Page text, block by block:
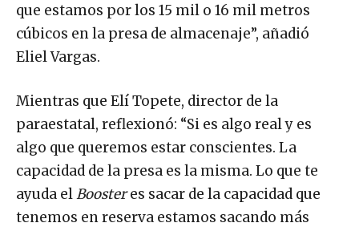
que estamos por los 15 mil o 16 mil metros
cúbicos en la presa de almacenaje”, añadió
Eliel Vargas.
Mientras que Elí Topete, director de la
paraestatal, reflexionó: “Si es algo real y es
algo que queremos estar conscientes. La
capacidad de la presa es la misma. Lo que te
ayuda elBoosteres sacar de la capacidad que
tenemos en reserva estamos sacando más